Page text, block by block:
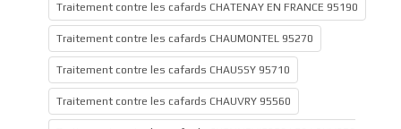
Traitement contre les cafards CHATENAY EN FRANCE 95190
Traitement contre les cafards CHAUMONTEL 95270
Traitement contre les cafards CHAUSSY 95710
Traitement contre les cafards CHAUVRY 95560